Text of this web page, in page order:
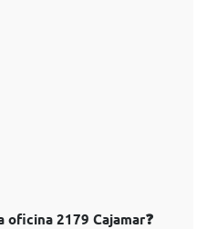
oficina 2179 Cajamar❓